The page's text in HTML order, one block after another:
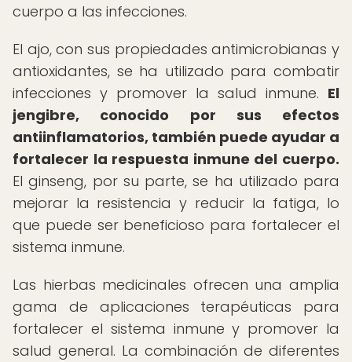
cuerpo a las infecciones.
El ajo, con sus propiedades antimicrobianas y
antioxidantes, se ha utilizado para combatir
infecciones y promover la salud inmune. El
jengibre, conocido por sus efectos
antiinflamatorios, también puede ayudar a
fortalecer la respuesta inmune del cuerpo.
El ginseng, por su parte, se ha utilizado para
mejorar la resistencia y reducir la fatiga, lo
que puede ser beneficioso para fortalecer el
sistema inmune.
Las hierbas medicinales ofrecen una amplia
gama de aplicaciones terapéuticas para
fortalecer el sistema inmune y promover la
salud general. La combinación de diferentes